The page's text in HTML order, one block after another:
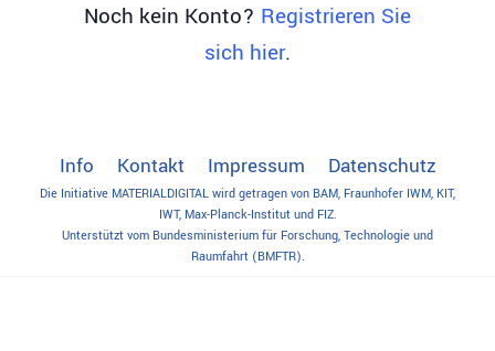
Noch kein Konto? Registrieren Sie
sich hier.
Die Initiative MATERIALDIGITAL wird getragen von BAM, Fraunhofer IWM, KIT,
IWT, Max-Planck-Institut und FIZ.
Info Kontakt Impressum Datenschutz
Unterstützt vom Bundesministerium für Forschung, Technologie und
Raumfahrt (BMFTR).